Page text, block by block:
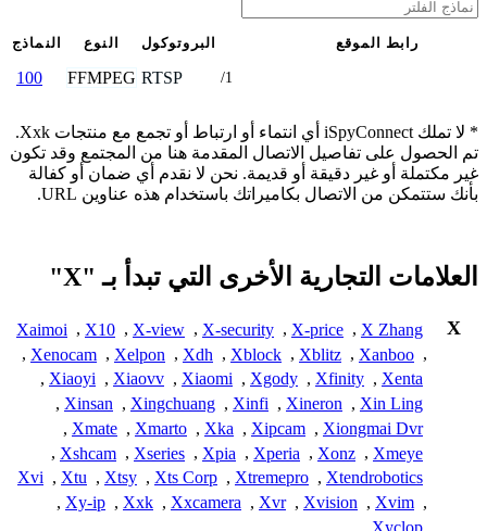
النماذج النوع البروتوكول رابط الموقع
100 FFMPEG RTSP /1
* لا تملك iSpyConnect أي انتماء أو ارتباط أو تجمع مع منتجات Xxk.
تم الحصول على تفاصيل الاتصال المقدمة هنا من المجتمع وقد تكون
غير مكتملة أو غير دقيقة أو قديمة. نحن لا نقدم أي ضمان أو كفالة
بأنك ستتمكن من الاتصال بكاميراتك باستخدام هذه عناوين URL.
العلامات التجارية الأخرى التي تبدأ بـ "X"
X
X Zhang
,
X-price
,
X-security
,
X-view
,
X10
,
Xaimoi
,
Xanboo
,
Xblitz
,
Xblock
,
Xdh
,
Xelpon
,
Xenocam
,
Xenta
,
Xfinity
,
Xgody
,
Xiaomi
,
Xiaovv
,
Xiaoyi
,
Xin Ling
,
Xineron
,
Xinfi
,
Xingchuang
,
Xinsan
,
Xiongmai Dvr
,
Xipcam
,
Xka
,
Xmarto
,
Xmate
,
Xmeye
,
Xonz
,
Xperia
,
Xpia
,
Xseries
,
Xshcam
,
Xtendrobotics
,
Xtremepro
,
Xts Corp
,
Xtsy
,
Xtu
,
Xvi
,
Xvim
,
Xvision
,
Xvr
,
Xxcamera
,
Xxk
,
Xy-ip
,
Xyclop